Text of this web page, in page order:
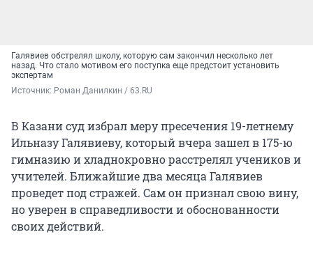
Галявиев обстрелял школу, которую сам закончил несколько лет
назад. Что стало мотивом его поступка еще предстоит установить
экспертам
Источник: Роман Данилкин / 63.RU
В Казани суд избрал меру пресечения 19-летнему
Ильназу Галявиеву, который вчера зашел в 175-ю
гимназию и хладнокровно расстрелял учеников и
учителей. Ближайшие два месяца Галявиев
проведет под стражей. Сам он признал свою вину,
но уверен в справедливости и обоснованности
своих действий.